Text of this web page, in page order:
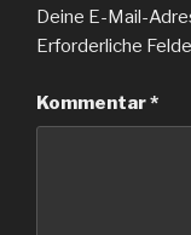
Deine E-Mail-
Erforderliche
Kommentar*